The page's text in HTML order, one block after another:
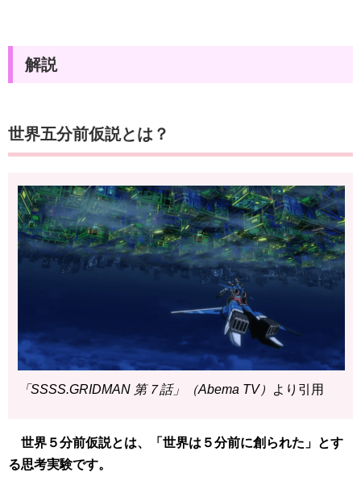
解説
世界五分前仮説とは？
「SSSS.GRIDMAN 第７話」（Abema TV） より引用
世界５分前仮説とは、「世界は５分前に創られた」とす
る思考実験です。